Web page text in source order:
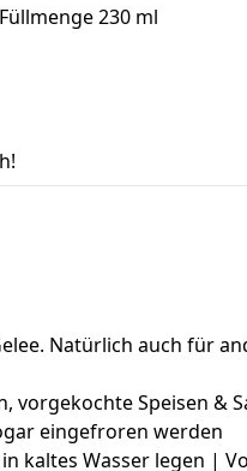
230 ml
Natürlich auch für
vorgekochte Speisen &
eingefroren werden
kaltes Wasser legen